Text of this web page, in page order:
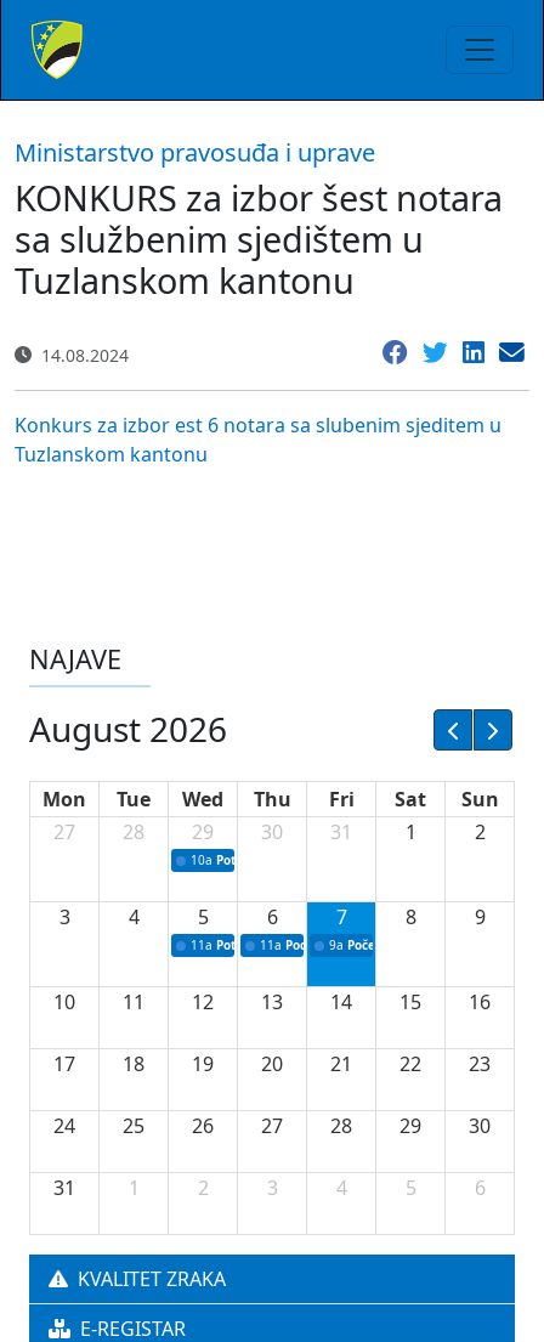
Ministarstvo pravosuđa i uprave
KONKURS za izbor šest notara
sa službenim sjedištem u
Tuzlanskom kantonu
14.08.2024
Konkurs za izbor est 6 notara sa slubenim sjeditem u
Tuzlanskom kantonu
NAJAVE
August 2026
Mon Tue Wed Thu Fri Sat
Sun
27
28 29
10a Potpisivanje ugovora sa neprofitnim
30 31 1 2
3 4 5
11a Potpisivanje ugovora o stipendijama za
6
11a Podrška razvoju vodne infrastrukture u
7
9a Početak izgradnje nove
8 9
10 11 12 13 14 15 16
17 18 19 20 21 22 23
24 25 26 27 28 29 30
31 1 2 3 4 5 6
KVALITET ZRAKA
E-REGISTAR